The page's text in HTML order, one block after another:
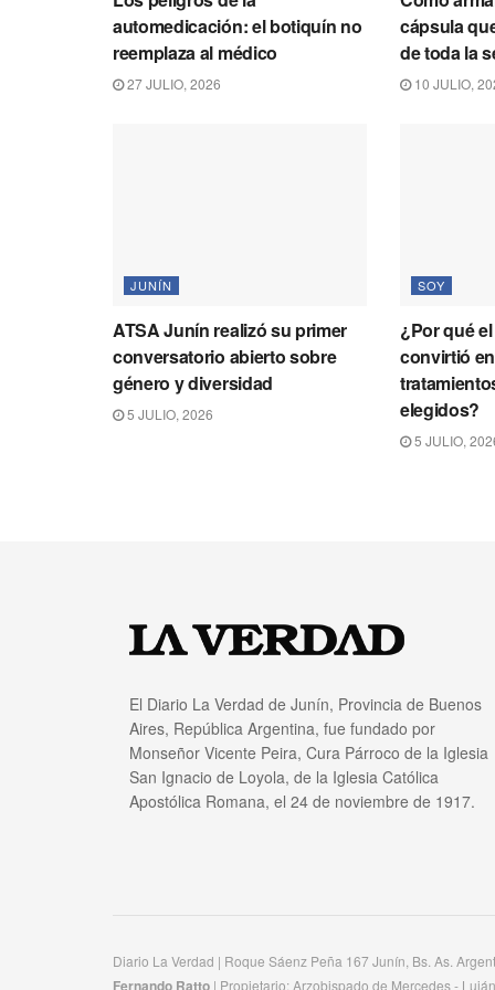
automedicación: el botiquín no
reemplaza al médico
27 JULIO, 2026
cápsula
de toda la
10 JULIO,
JUNÍN
ATSA Junín realizó su primer
conversatorio abierto sobre
género y diversidad
5 JULIO, 2026
SOY
¿Por qué
convirtió
elegidos?
5 JULIO,
El Diario La Verdad de Junín, Provincia de Buenos
Aires, República Argentina, fue fundado por
Monseñor Vicente Peira, Cura Párroco de la Iglesia
San Ignacio de Loyola, de la Iglesia Católica
Apostólica Romana, el 24 de noviembre de 1917.
Diario La Verdad | Roque Sáenz Peña 167 Junín, Bs. As.
Fernando Ratto | Propietario:​ Arzobispado de Mercedes - Luján.